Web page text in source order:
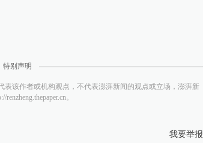
特别声明
该作者或机构观点，不代表澎湃新闻的观点或立场，澎湃新
。
我要举报